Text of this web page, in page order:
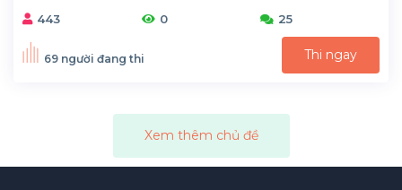
443 0 25
69 người đang thi Thi ngay
Xem thêm chủ đề